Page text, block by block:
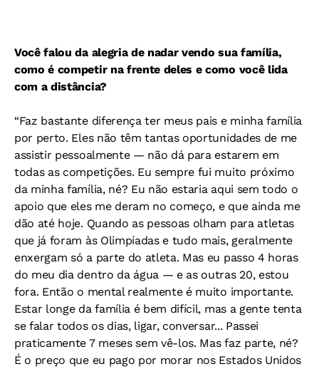
Você falou da alegria de nadar vendo sua família,
como é competir na frente deles e como você lida
com a distância?
“Faz bastante diferença ter meus pais e minha família
por perto. Eles não têm tantas oportunidades de me
assistir pessoalmente — não dá para estarem em
todas as competições. Eu sempre fui muito próximo
da minha família, né? Eu não estaria aqui sem todo o
apoio que eles me deram no começo, e que ainda me
dão até hoje. Quando as pessoas olham para atletas
que já foram às Olimpíadas e tudo mais, geralmente
enxergam só a parte do atleta. Mas eu passo 4 horas
do meu dia dentro da água — e as outras 20, estou
fora. Então o mental realmente é muito importante.
Estar longe da família é bem difícil, mas a gente tenta
se falar todos os dias, ligar, conversar... Passei
praticamente 7 meses sem vê-los. Mas faz parte, né?
É o preço que eu pago por morar nos Estados Unidos